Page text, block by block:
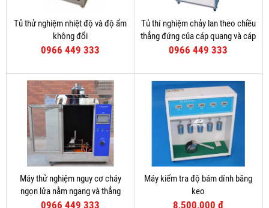
Tủ thử nghiệm nhiệt độ và độ ẩm
không đổi
0966 449 333
Tủ thí nghiệm chảy lan theo chiều
thẳng đứng của cáp quang và cáp
điện
0966 449 333
Máy thử nghiệm nguy cơ cháy
ngọn lửa nằm ngang và thẳng
đứng
0966 449 333
Máy kiểm tra độ bám dính băng
keo
8,500,000 đ